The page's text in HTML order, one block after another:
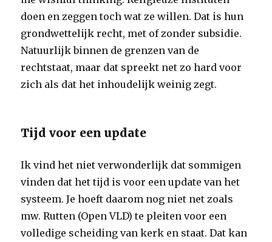
doen en zeggen toch wat ze willen. Dat is hun
grondwettelijk recht, met of zonder subsidie.
Natuurlijk binnen de grenzen van de
rechtstaat, maar dat spreekt net zo hard voor
zich als dat het inhoudelijk weinig zegt.
Tijd voor een update
Ik vind het niet verwonderlijk dat sommigen
vinden dat het tijd is voor een update van het
systeem. Je hoeft daarom nog niet net zoals
mw. Rutten (Open VLD) te pleiten voor een
volledige scheiding van kerk en staat. Dat kan